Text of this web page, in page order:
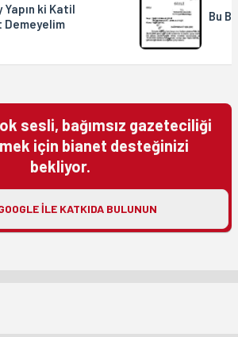
Yapın ki Katil
Demeyelim
Bu
sesli, bağımsız gazeteciliği
için bianet desteğinizi
bekliyor.
ILE KATKIDA BULUNUN